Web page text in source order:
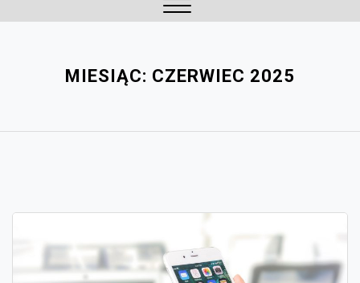
MIESIĄC: CZERWIEC 2025